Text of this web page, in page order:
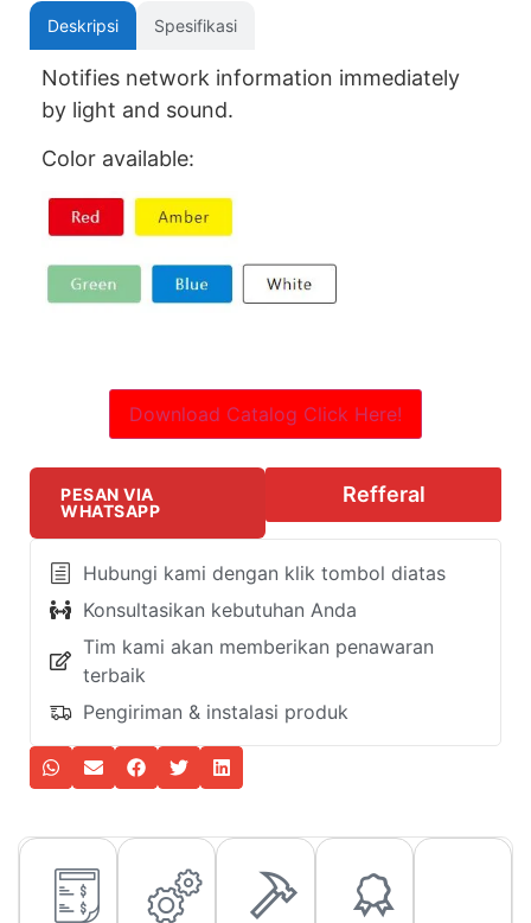
Deskripsi Spesifikasi
Notifies network information immediately
by light and sound.
Color available:
Download Catalog Click Here!
PESAN VIA
WHATSAPP
Refferal
Hubungi kami dengan klik tombol diatas
Konsultasikan kebutuhan Anda
Tim kami akan memberikan penawaran
terbaik
Pengiriman & instalasi produk